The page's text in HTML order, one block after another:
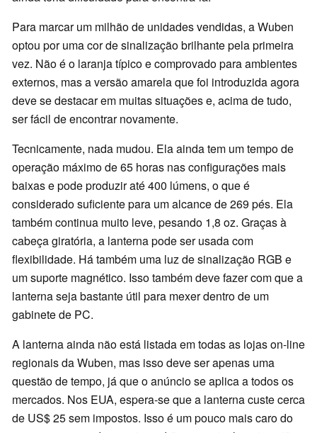
Para marcar um milhão de unidades vendidas, a Wuben
optou por uma cor de sinalização brilhante pela primeira
vez. Não é o laranja típico e comprovado para ambientes
externos, mas a versão amarela que foi introduzida agora
deve se destacar em muitas situações e, acima de tudo,
ser fácil de encontrar novamente.
Tecnicamente, nada mudou. Ela ainda tem um tempo de
operação máximo de 65 horas nas configurações mais
baixas e pode produzir até 400 lúmens, o que é
considerado suficiente para um alcance de 269 pés. Ela
também continua muito leve, pesando 1,8 oz. Graças à
cabeça giratória, a lanterna pode ser usada com
flexibilidade. Há também uma luz de sinalização RGB e
um suporte magnético. Isso também deve fazer com que a
lanterna seja bastante útil para mexer dentro de um
gabinete de PC.
A lanterna ainda não está listada em todas as lojas on-line
regionais da Wuben, mas isso deve ser apenas uma
questão de tempo, já que o anúncio se aplica a todos os
mercados. Nos EUA, espera-se que a lanterna custe cerca
de US$ 25 sem impostos. Isso é um pouco mais caro do